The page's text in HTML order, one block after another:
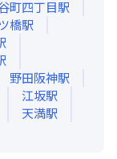
町四丁目駅
橋駅
野田阪神駅
江坂駅
天満駅